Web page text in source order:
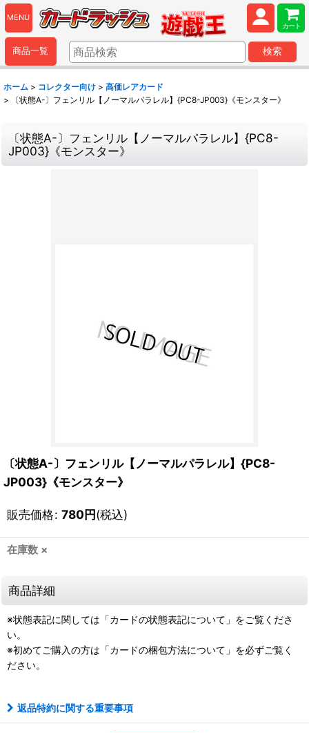
MENU
カート
商品一覧 検索
ホーム > コレクター向け > 高価レアカード
>
〔状態A-〕フェンリル【ノーマルパラレル】{PC8-JP003}《モンスター》
〔状態A-〕フェンリル【ノーマルパラレル】{PC8-
JP003}《モンスター》
〔状態A-〕フェンリル【ノーマルパラレル】{PC8-
JP003}《モンスター》
販売価格: 780円(税込)
在庫数 ×
商品詳細
※状態表記に関しては「カードの状態表記について」をご覧くださ
い。
※初めてご購入の方は「カードの梱包方法について」を必ずご覧く
ださい。
返品特約に関する重要事項